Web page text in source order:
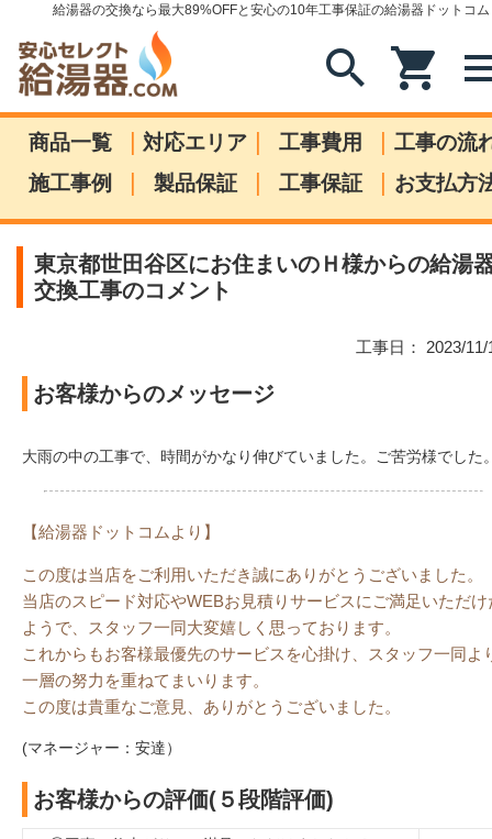
給湯器の交換なら最大89%OFFと安心の10年工事保証の給湯器ドットコム
search shopping_cart
商品一覧 | 対応エリア | 工事費用 | 工事の流
施工事例
| 製品保証 | 工事保証 | お支払方
東京都世田谷区にお住まいのＨ様からの給湯
交換工事のコメント
工事日： 2023/11/
お客様からのメッセージ
大雨の中の工事で、時間がかなり伸びていました。ご苦労様でした
【給湯器ドットコムより】
この度は当店をご利用いただき誠にありがとうございました。
当店のスピード対応やWEBお見積りサービスにご満足いただけ
ようで、スタッフ一同大変嬉しく思っております。
これからもお客様最優先のサービスを心掛け、スタッフ一同よ
一層の努力を重ねてまいります。
この度は貴重なご意見、ありがとうございました。
(マネージャー：安達）
お客様からの評価(５段階評価)